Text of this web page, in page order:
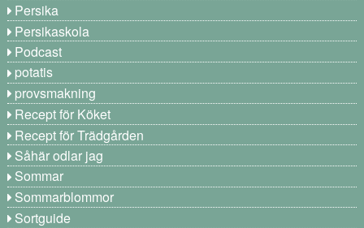
Persika
Persikaskola
Podcast
potatis
provsmakning
Recept för Köket
Recept för Trädgården
Såhär odlar jag
Sommar
Sommarblommor
Sortguide